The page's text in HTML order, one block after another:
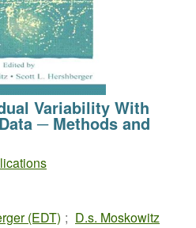
Variability With
─ Methods and
(EDT) ; D.s. Moskowitz